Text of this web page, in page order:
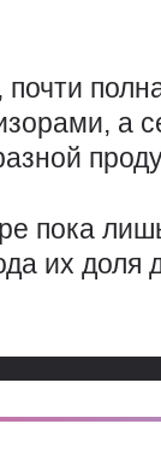
, почти
а
пока
их доля